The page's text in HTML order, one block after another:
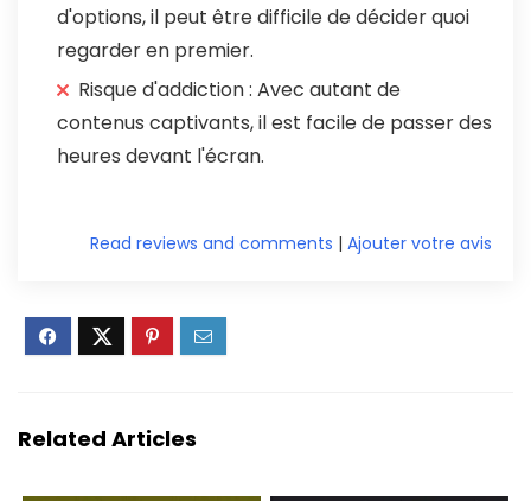
d'options, il peut être difficile de décider quoi
regarder en premier.
Risque d'addiction : Avec autant de
contenus captivants, il est facile de passer des
heures devant l'écran.
Ajouter votre avis
|
Read reviews and comments
Related Articles